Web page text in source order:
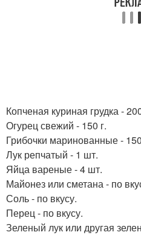
Копченая куриная грудка -
Огурец свежий - 150 г.
Грибочки маринованные -
Лук репчатый - 1 шт.
Яйца вареные - 4 шт.
Майонез или сметана - по
Соль - по вкусу.
Перец - по вкусу.
Зеленый лук или другая